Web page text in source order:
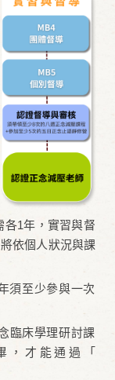
各1年，實習與督
依個人狀況與課
須至少參與一次
臨床學理研討課
，才能通過「